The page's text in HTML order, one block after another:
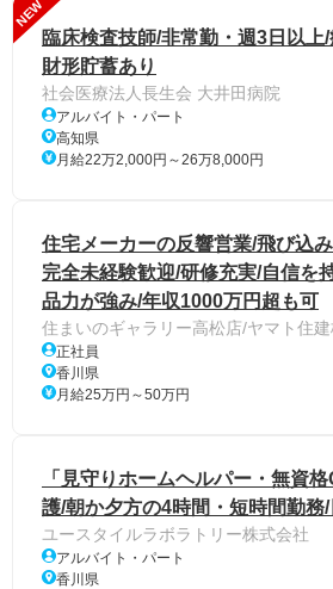
NEW
臨床検査技師/非常勤・週3日以上
財形貯蓄あり
社会医療法人長生会 大井田病院
アルバイト・パート
高知県
月給22万2,000円～26万8,000円
住宅メーカーの反響営業/飛び込
完全未経験歓迎/研修充実/自信を
品力が強み/年収1000万円超も可
住まいのギャラリー高松店/ヤマト住
正社員
香川県
月給25万円～50万円
「見守りホームヘルパー・無資
護/朝か夕方の4時間・短時間勤務
ユースタイルラボラトリー株式会社
アルバイト・パート
香川県